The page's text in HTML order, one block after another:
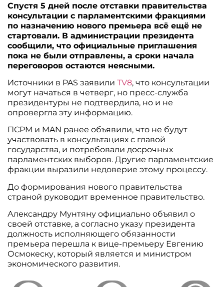
Спустя 5 дней после отставки правительства
консультации с парламентскими фракциями
по назначению нового премьера всё ещё не
стартовали. В администрации президента
сообщили, что официальные приглашения
пока не были отправлены, а сроки начала
переговоров остаются неясными.
Источники в PAS заявилиTV8, что консультации
могут начаться в четверг, но пресс-служба
президентуры не подтвердила, но и не
опровергла эту информацию.
ПСРМ и MAN ранее объявили, что не будут
участвовать в консультациях с главой
государства, и потребовали досрочных
парламентских выборов. Другие парламентские
фракции выразили недоверие этому процессу.
До формирования нового правительства
страной руководит временное правительство.
Александру Мунтяну официально объявил о
своей отставке, а согласно указу президента
должность исполняющего обязанности
премьера перешла к вице-премьеру Евгению
Осмокеску, который является и министром
экономического развития.